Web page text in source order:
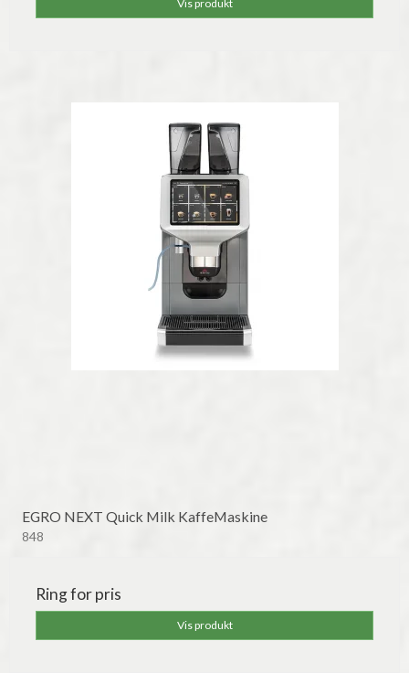
Vis produkt
EGRO NEXT Quick Milk KaffeMaskine
848
Ring for pris
Vis produkt